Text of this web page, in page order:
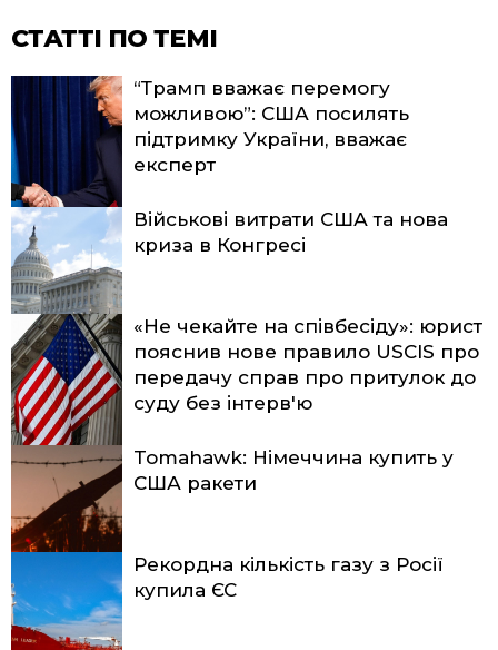
СТАТТІ ПО ТЕМІ
“Трамп вважає перемогу
можливою”: США посилять
підтримку України, вважає
експерт
Військові витрати США та нова
криза в Конгресі
«Не чекайте на співбесіду»: юрист
пояснив нове правило USCIS про
передачу справ про притулок до
суду без інтерв'ю
Tomahawk: Німеччина купить у
США ракети
Рекордна кількість газу з Росії
купила ЄС